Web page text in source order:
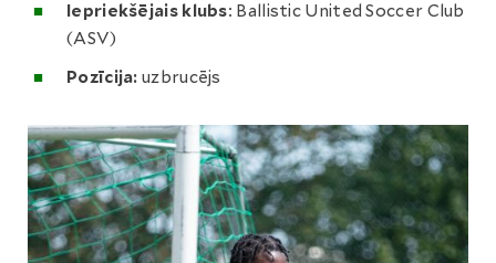
Iepriekšējais klubs: Ballistic United Soccer Club
(ASV)
Pozīcija: uzbrucējs